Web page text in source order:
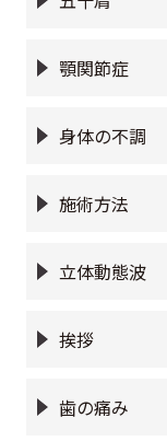
顎関節症
身体の不調
施術方法
立体動態波
挨拶
歯の痛み